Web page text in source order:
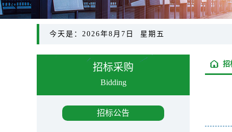
今天是：2026年8月7日 星期五
招标采购
Bidding
招标公告
招